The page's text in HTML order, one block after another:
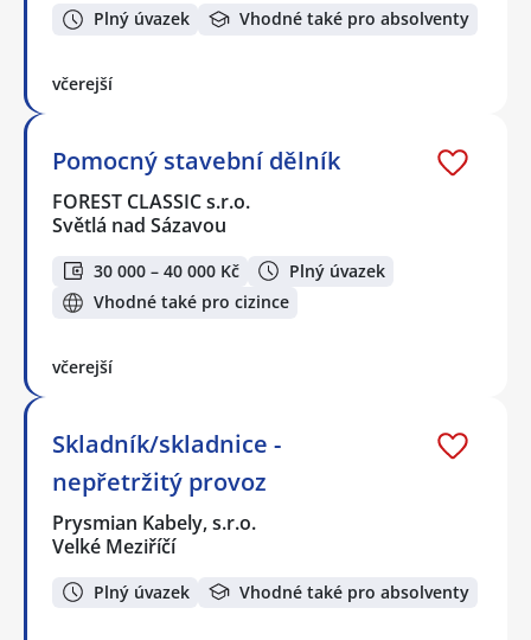
Plný úvazek Vhodné také pro absolventy
včerejší
Pomocný stavební dělník
FOREST CLASSIC s.r.o.
Světlá nad Sázavou
30 000 – 40 000 Kč
Plný úvazek
Vhodné také pro cizince
včerejší
Skladník/skladnice -
nepřetržitý provoz
Prysmian Kabely, s.r.o.
Velké Meziříčí
Plný úvazek Vhodné také pro absolventy